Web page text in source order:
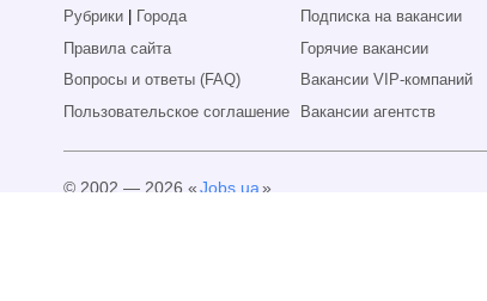
Рубрики
Города
Правила сайта
Вопросы и ответы (FAQ)
Пользовательское соглашение
Подписка на вакансии
Горячие вакансии
Вакансии VIP-компаний
Вакансии агентств
© 2002 — 2026 «Jobs.ua»